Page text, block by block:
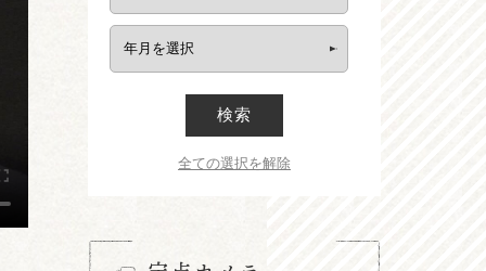
検索
全ての選択を解除